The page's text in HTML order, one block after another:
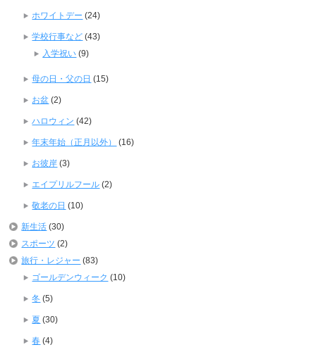
ホワイトデー (24)
学校行事など (43)
入学祝い (9)
母の日・父の日 (15)
お盆 (2)
ハロウィン (42)
年末年始（正月以外） (16)
お彼岸 (3)
エイプリルフール (2)
敬老の日 (10)
新生活 (30)
スポーツ (2)
旅行・レジャー (83)
ゴールデンウィーク (10)
冬 (5)
夏 (30)
春 (4)